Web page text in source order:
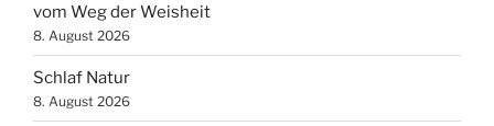
vom Weg der Weisheit
8. August 2026
Schlaf Natur
8. August 2026